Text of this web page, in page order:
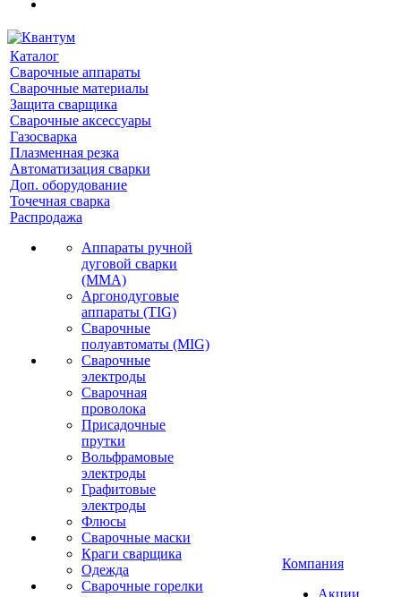
Каталог
Сварочные аппараты
Сварочные материалы
Защита сварщика
Сварочные аксессуары
Газосварка
Плазменная резка
Автоматизация сварки
Доп. оборудование
Точечная сварка
Распродажа
Аппараты ручной
дуговой сварки
(MMA)
Аргонодуговые
аппараты (TIG)
Сварочные
полуавтоматы (MIG)
Сварочные
электроды
Сварочная
проволока
Присадочные
прутки
Вольфрамовые
электроды
Графитовые
электроды
Флюсы
Сварочные маски
Краги сварщика
Одежда
Сварочные горелки
Компания
Акции